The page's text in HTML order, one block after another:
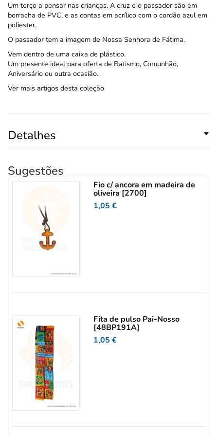
Um terço a pensar nas crianças. A cruz e o passador são em
borracha de PVC, e as contas em acrílico com o cordão azul em
poliester.
O passador tem a imagem de Nossa Senhora de Fátima.
Vem dentro de uma caixa de plástico.
Um presente ideal para oferta de Batismo, Comunhão,
Aniversário ou outra ocasião.
Ver mais artigos desta coleção
Detalhes
Sugestões
Fio c/ ancora em madeira de
oliveira [2700]
1,05€
Fita de pulso Pai-Nosso
[48BP191A]
1,05€